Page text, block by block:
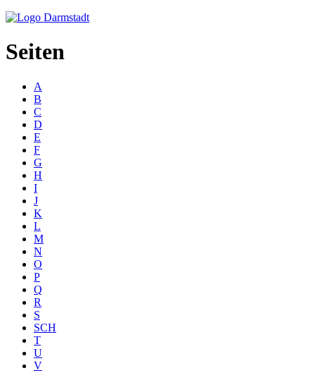
Seiten
A
B
C
D
E
F
G
H
I
J
K
L
M
N
O
P
Q
R
S
SCH
T
U
V